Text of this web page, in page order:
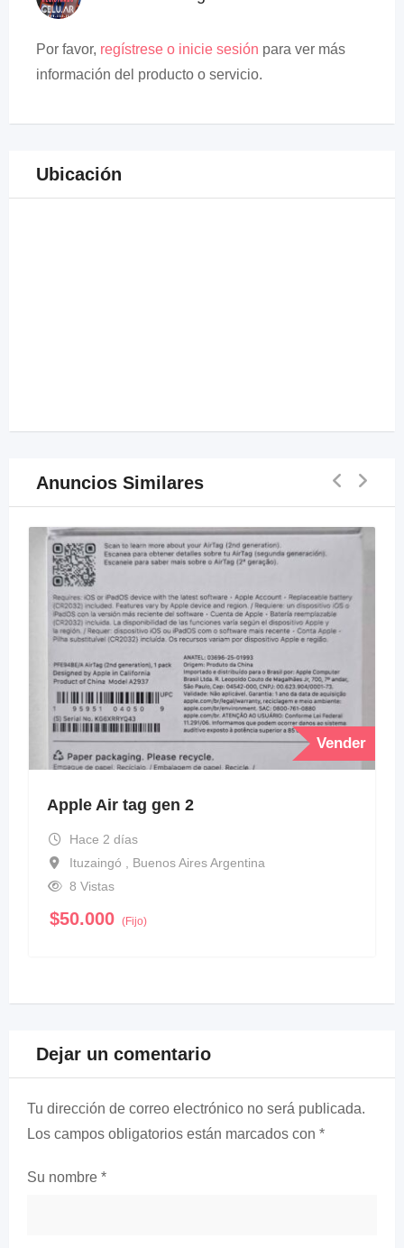
Por favor, regístrese o inicie sesión para ver más
información del producto o servicio.
Ubicación
Anuncios Similares
Vender
Apple Air tag gen 2
Hace 2 días
Ituzaingó , Buenos Aires Argentina
8 Vistas
$50.000 (Fijo)
Dejar un comentario
Tu dirección de correo electrónico no será publicada.
Los campos obligatorios están marcados con *
Su nombre *